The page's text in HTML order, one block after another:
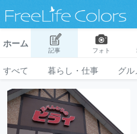
ホーム
記事 フォト
すべて 暮らし・仕事 グ